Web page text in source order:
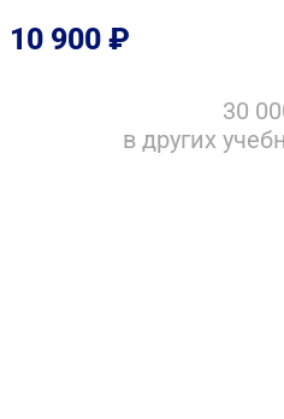
10 900 ₽
30
в других